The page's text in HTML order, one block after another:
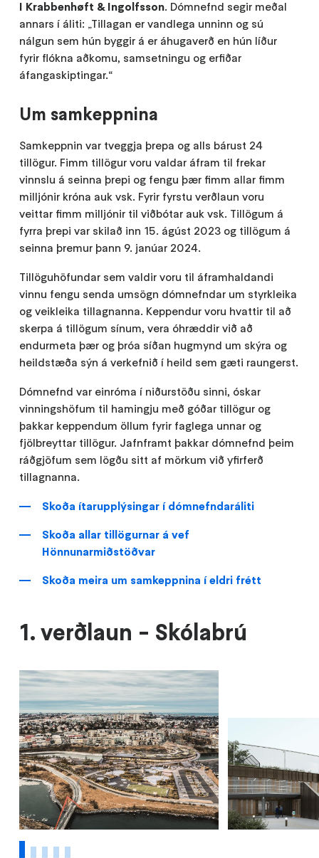
I Krabbenhøft & Ingolfsson. Dómnefnd segir meðal
annars í áliti: „Tillagan er vandlega unninn og sú
nálgun sem hún byggir á er áhugaverð en hún líður
fyrir flókna aðkomu, samsetningu og erfiðar
áfangaskiptingar.“
Um samkeppnina
Samkeppnin var tveggja þrepa og alls bárust 24
tillögur. Fimm tillögur voru valdar áfram til frekar
vinnslu á seinna þrepi og fengu þær fimm allar fimm
milljónir króna auk vsk. Fyrir fyrstu verðlaun voru
veittar fimm milljónir til viðbótar auk vsk. Tillögum á
fyrra þrepi var skilað inn 15. ágúst 2023 og tillögum á
seinna þremur þann 9. janúar 2024.
Tillöguhöfundar sem valdir voru til áframhaldandi
vinnu fengu senda umsögn dómnefndar um styrkleika
og veikleika tillagnanna. Keppendur voru hvattir til að
skerpa á tillögum sínum, vera óhræddir við að
endurmeta þær og þróa síðan hugmynd um skýra og
heildstæða sýn á verkefnið í heild sem gæti raungerst.
Dómnefnd var einróma í niðurstöðu sinni, óskar
vinningshöfum til hamingju með góðar tillögur og
þakkar keppendum öllum fyrir faglega unnar og
fjölbreyttar tillögur. Jafnframt þakkar dómnefnd þeim
ráðgjöfum sem lögðu sitt af mörkum við yfirferð
tillagnanna.
Skoða ítarupplýsingar í dómnefndaráliti
Skoða allar tillögurnar á vef
Hönnunarmiðstöðvar
Skoða meira um samkeppnina í eldri frétt
1. verðlaun - Skólabrú
1